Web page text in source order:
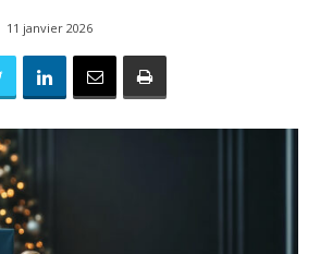
11 janvier 2026